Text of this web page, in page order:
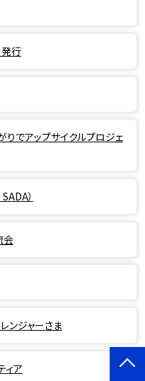
発行
りでアップサイクルプロジェ
）
会
ンジャーさま
ア